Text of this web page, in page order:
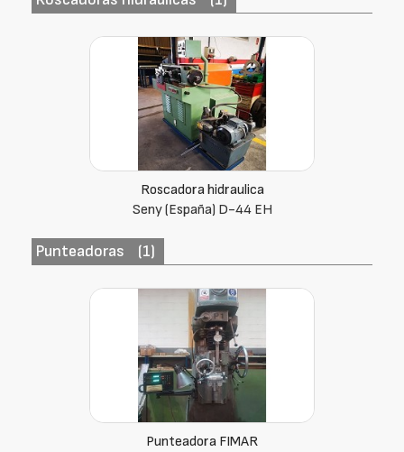
Roscadora hidraulica
Seny (España) D-44 EH
Punteadoras (1)
Punteadora FIMAR